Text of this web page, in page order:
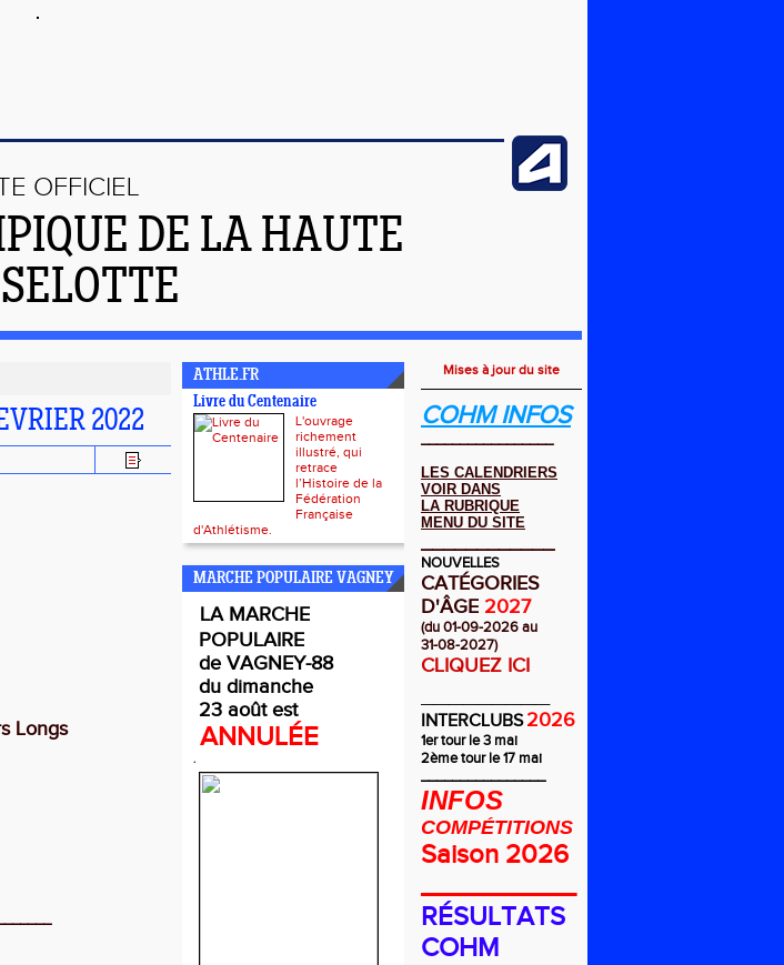
OFFICIEL
DE LA HAUTE
2022
Longs
ATHLE.FR
Livre du Centenaire
L'ouvrage
richement
illustré, qui
retrace
l’Histoire de la
Fédération
Française
d'Athlétisme.
MARCHE POPULAIRE VAGNEY
LA MARCHE
POPULAIRE
de VAGNEY-88
du dimanche
23 août est
ANNULÉE
.
Mises à jour du site
COHM INFOS
_________________
LES CALENDRIERS
VOIR DANS
LA RUBRIQUE
MENU DU SITE
NOUVELLES
CATÉGORIES
D'ÂGE 2027
(du 01-09-2026 au
31-08-2027)
CLIQUEZ ICI
INTERCLUBS 2026
1er tour le 3 mai
2ème tour le 17 mai
________________
INFOS
COMPÉTITIONS
Saison 2026
__________
RÉSULTATS
COHM